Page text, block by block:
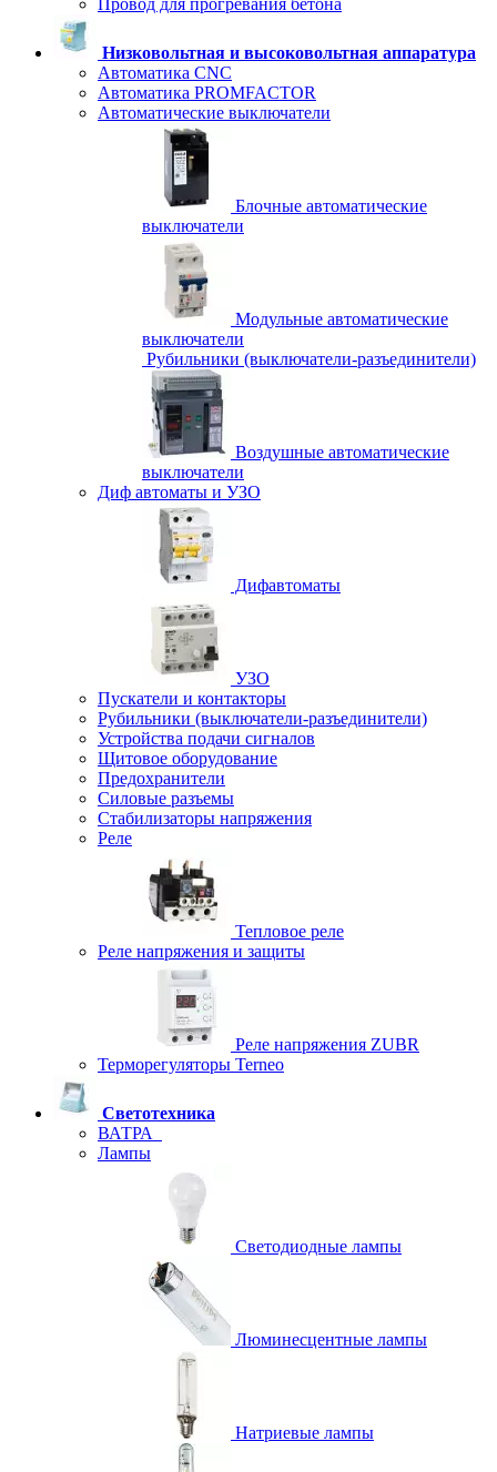
Провод для прогревания бетона
Низковольтная и высоковольтная аппаратура
Автоматика CNC
Автоматика PROMFACTOR
Автоматические выключатели
Блочные автоматические
выключатели
Модульные автоматические
выключатели
Рубильники (выключатели-разъединители)
Воздушные автоматические
выключатели
Диф автоматы и УЗО
Дифавтоматы
УЗО
Пускатели и контакторы
Рубильники (выключатели-разъединители)
Устройства подачи сигналов
Щитовое оборудование
Предохранители
Силовые разъемы
Стабилизаторы напряжения
Реле
Тепловое реле
Реле напряжения и защиты
Реле напряжения ZUBR
Терморегуляторы Terneo
Светотехника
ВАТРА
Лампы
Светодиодные лампы
Люминесцентные лампы
Натриевые лампы